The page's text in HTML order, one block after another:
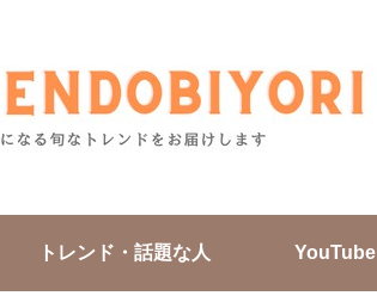
トレンド・話題な人 YouTube